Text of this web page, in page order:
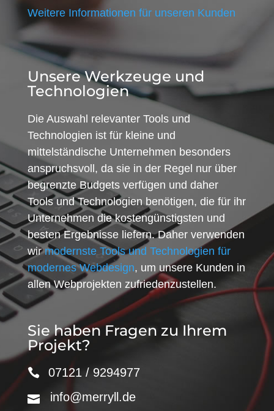
Weitere Informationen für unseren Kunden
Unsere Werkzeuge und
Technologien
Die Auswahl relevanter Tools und
Technologien ist für kleine und
mittelständische Unternehmen besonders
anspruchsvoll, da sie in der Regel nur über
begrenzte Budgets verfügen und daher
Tools und Technologien benötigen, die für ihr
Unternehmen die kostengünstigsten und
besten Ergebnisse liefern. Daher verwenden
wirmodernste Tools und Technologien für
modernes Webdesign, um unsere Kunden in
allen Webprojekten zufriedenzustellen.
Sie haben Fragen zu Ihrem
Projekt?
07121 / 9294977
info@merryll.de